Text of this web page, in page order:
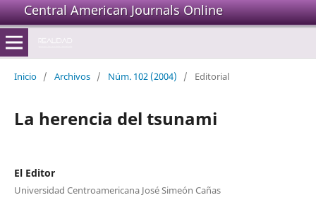
Central American Journals Online
Inicio / Archivos / Núm. 102 (2004) / Editorial
La herencia del tsunami
El Editor
Universidad Centroamericana José Simeón Cañas